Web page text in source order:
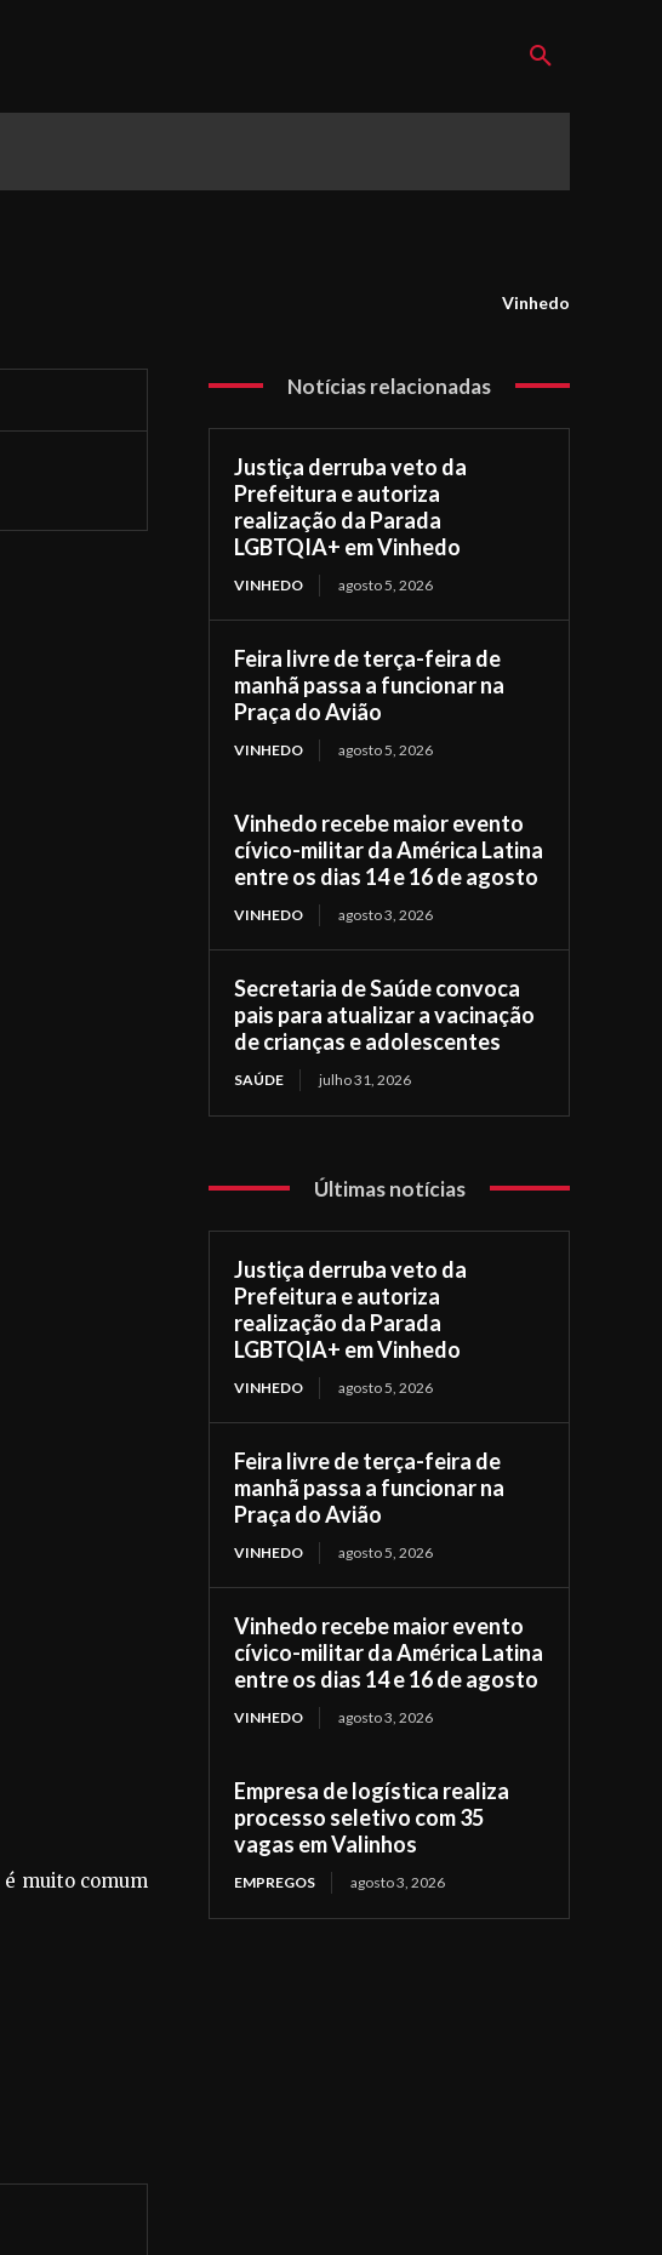
Vinhedo
é muito comum
Notícias relacionadas
Justiça derruba veto da
Prefeitura e autoriza
realização da Parada
LGBTQIA+ em Vinhedo
VINHEDO agosto 5, 2026
Feira livre de terça-feira de
manhã passa a funcionar na
Praça do Avião
VINHEDO agosto 5, 2026
Vinhedo recebe maior evento
cívico-militar da América Latina
entre os dias 14 e 16 de agosto
VINHEDO agosto 3, 2026
Secretaria de Saúde convoca
pais para atualizar a vacinação
de crianças e adolescentes
SAÚDE julho 31, 2026
Últimas notícias
Justiça derruba veto da
Prefeitura e autoriza
realização da Parada
LGBTQIA+ em Vinhedo
VINHEDO agosto 5, 2026
Feira livre de terça-feira de
manhã passa a funcionar na
Praça do Avião
VINHEDO agosto 5, 2026
Vinhedo recebe maior evento
cívico-militar da América Latina
entre os dias 14 e 16 de agosto
VINHEDO agosto 3, 2026
Empresa de logística realiza
processo seletivo com 35
vagas em Valinhos
EMPREGOS agosto 3, 2026